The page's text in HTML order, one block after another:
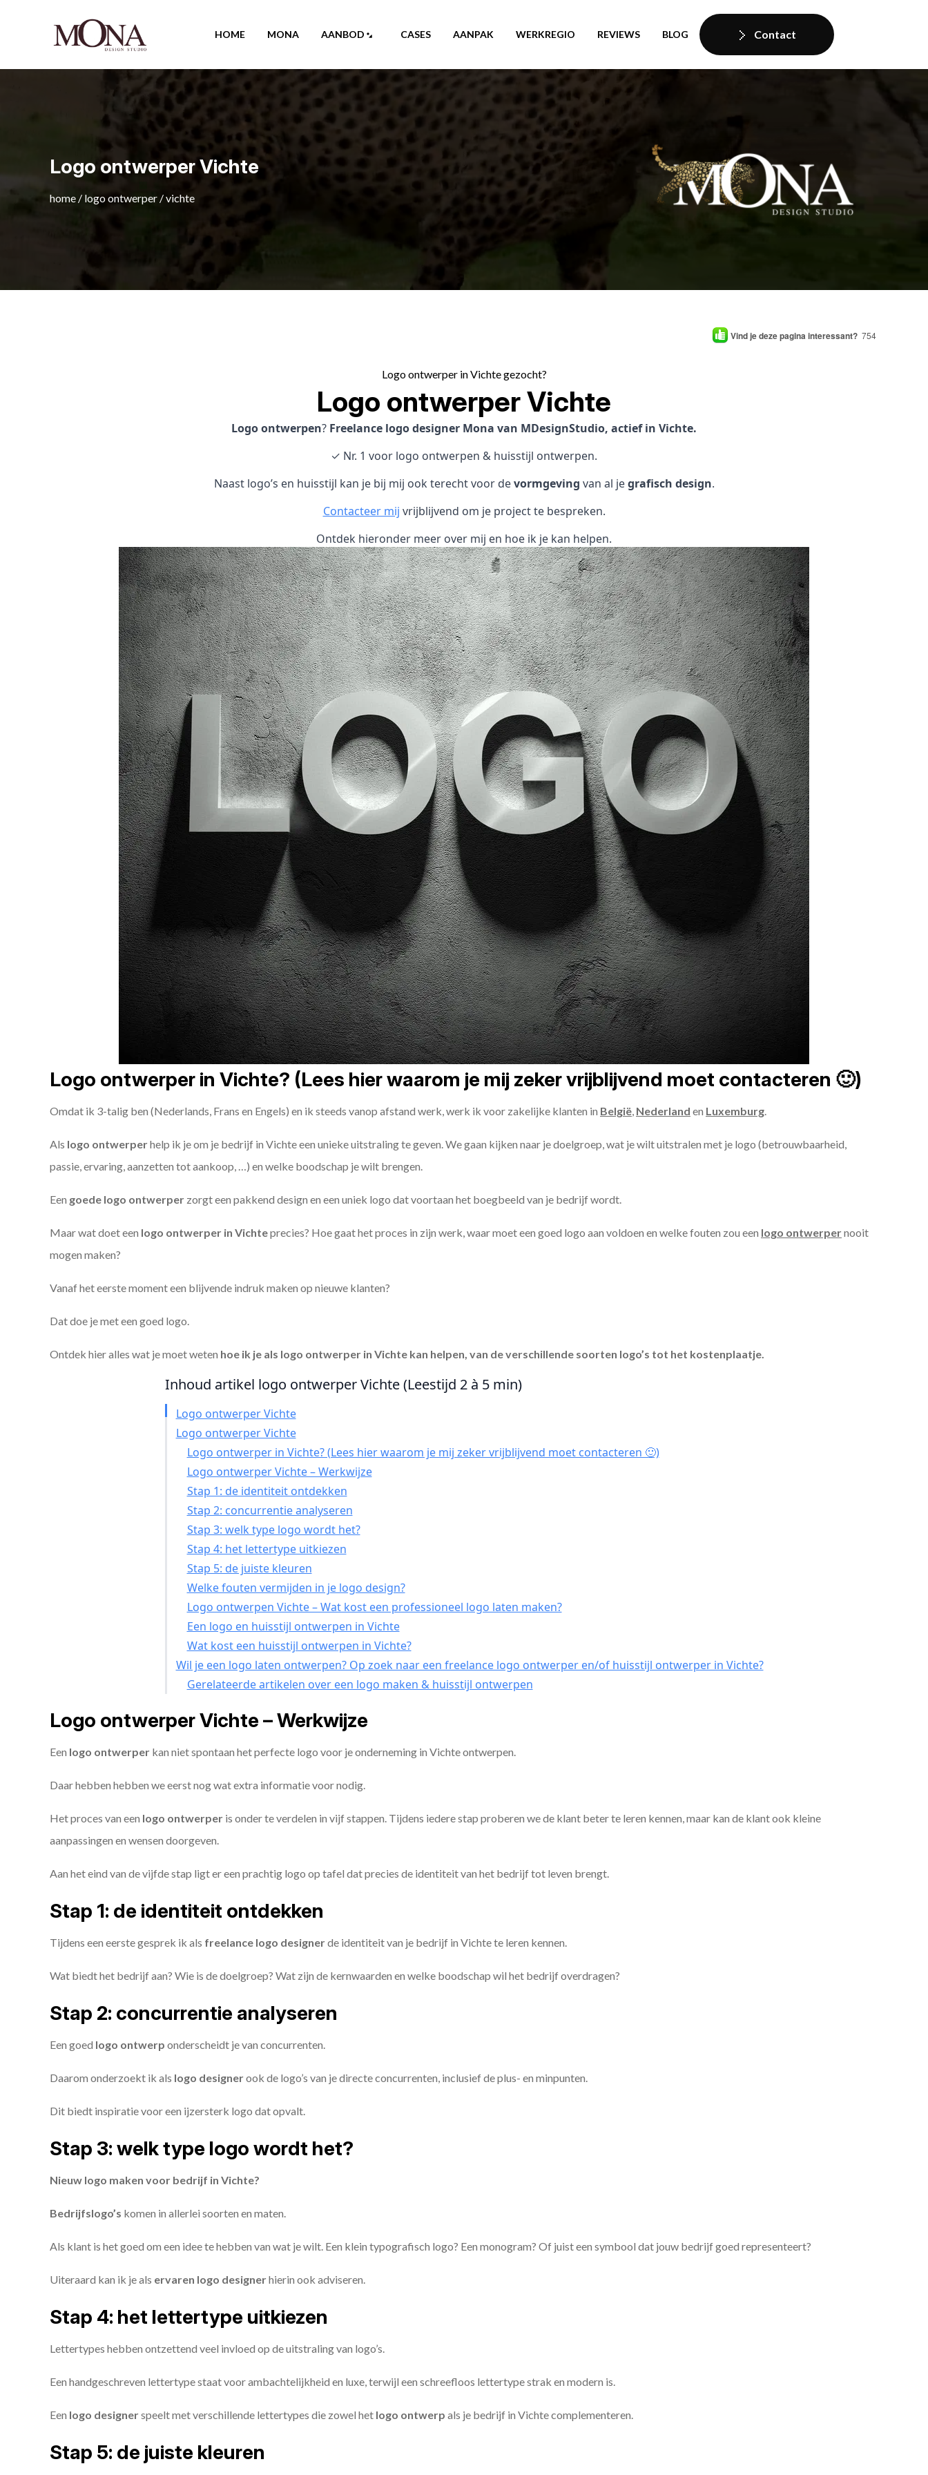
HOME MONA AANBOD CASES AANPAK WERKREGIO REVIEWS BLOG Contact
Logo ontwerper Vichte
home / logo ontwerper/vichte
Vind je deze pagina interessant? 754
Logo ontwerper in Vichte gezocht?
Logo ontwerper Vichte
Logo ontwerpen? Freelance logo designer Mona van MDesignStudio, actief in Vichte.
✓ Nr. 1 voor logo ontwerpen & huisstijl ontwerpen.
Naast logo’s en huisstijl kan je bij mij ook terecht voor devormgeving van al jegrafisch design.
Contacteer mij vrijblijvend om je project te bespreken.
Ontdek hieronder meer over mij en hoe ik je kan helpen.
Logo ontwerper in Vichte? (Lees hier waarom je mij zeker vrijblijvend moet contacteren 🙂)
Omdat ik 3-talig ben (Nederlands, Frans en Engels) en ik steeds vanop afstand werk, werk ik voor zakelijke klanten in België, Nederland en Luxemburg.
Als logo ontwerperhelp ik je om je bedrijf in Vichte een unieke uitstraling te geven. We gaan kijken naar je doelgroep, wat je wilt uitstralen met je logo (betrouwbaarheid,
passie, ervaring, aanzetten tot aankoop, …) en welke boodschap je wilt brengen.
Een goede logo ontwerper zorgt een pakkend design en een uniek logo dat voortaan het boegbeeld van je bedrijf wordt.
Maar wat doet een logo ontwerper in Vichteprecies? Hoe gaat het proces in zijn werk, waar moet een goed logo aan voldoen en welke fouten zou een logo ontwerpernooit
mogen maken?
Vanaf het eerste moment een blijvende indruk maken op nieuwe klanten?
Dat doe je met een goed logo.
Ontdek hier alles wat je moet weten hoe ik je als logo ontwerper in Vichte kan helpen, van de verschillende soorten logo’s tot het kostenplaatje.
Inhoud artikel logo ontwerper Vichte (Leestijd 2 à 5 min)
Logo ontwerper Vichte
Logo ontwerper Vichte
Logo ontwerper in Vichte? (Lees hier waarom je mij zeker vrijblijvend moet contacteren 🙂)
Logo ontwerper Vichte – Werkwijze
Stap 1: de identiteit ontdekken
Stap 2: concurrentie analyseren
Stap 3: welk type logo wordt het?
Stap 4: het lettertype uitkiezen
Stap 5: de juiste kleuren
Welke fouten vermijden in je logo design?
Logo ontwerpen Vichte – Wat kost een professioneel logo laten maken?
Een logo en huisstijl ontwerpen in Vichte
Wat kost een huisstijl ontwerpen in Vichte?
Wil je een logo laten ontwerpen? Op zoek naar een freelance logo ontwerper en/of huisstijl ontwerper in Vichte?
Gerelateerde artikelen over een logo maken & huisstijl ontwerpen
Logo ontwerper Vichte – Werkwijze
Een logo ontwerper kan niet spontaan het perfecte logo voor je onderneming in Vichte ontwerpen.
Daar hebben hebben we eerst nog wat extra informatie voor nodig.
Het proces van een logo ontwerper is onder te verdelen in vijf stappen. Tijdens iedere stap proberen we de klant beter te leren kennen, maar kan de klant ook kleine
aanpassingen en wensen doorgeven.
Aan het eind van de vijfde stap ligt er een prachtig logo op tafel dat precies de identiteit van het bedrijf tot leven brengt.
Stap 1: de identiteit ontdekken
Tijdens een eerste gesprek ik als freelance logo designerde identiteit van je bedrijf in Vichte te leren kennen.
Wat biedt het bedrijf aan? Wie is de doelgroep? Wat zijn de kernwaarden en welke boodschap wil het bedrijf overdragen?
Stap 2: concurrentie analyseren
Een goed logo ontwerp onderscheidt je van concurrenten.
Daarom onderzoekt ik als logo designerook de logo’s van je directe concurrenten, inclusief de plus- en minpunten.
Dit biedt inspiratie voor een ijzersterk logo dat opvalt.
Stap 3: welk type logo wordt het?
Nieuw logo maken voor bedrijf in Vichte?
Bedrijfslogo’s komen in allerlei soorten en maten.
Als klant is het goed om een idee te hebben van wat je wilt. Een klein typografisch logo? Een monogram? Of juist een symbool dat jouw bedrijf goed representeert?
Uiteraard kan ik je als ervaren logo designerhierin ook adviseren.
Stap 4: het lettertype uitkiezen
Lettertypes hebben ontzettend veel invloed op de uitstraling van logo’s.
Een handgeschreven lettertype staat voor ambachtelijkheid en luxe, terwijl een schreefloos lettertype strak en modern is.
Een logo designerspeelt met verschillende lettertypes die zowel het logo ontwerp als je bedrijf in Vichte complementeren.
Stap 5: de juiste kleuren